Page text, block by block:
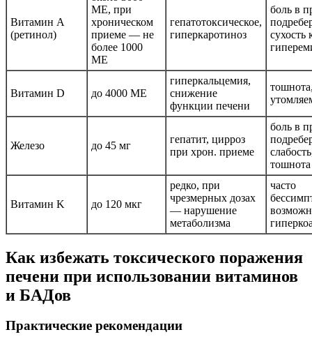
Витамин A
(ретинол)
МЕ, при
хроническом
приеме — не
более 1000
МЕ
гепатотоксическое,
гиперкаротиноз
боль в
сухость
Витамин D до 4000 МЕ
гиперкальцемия,
снижение
функции печени
Железо до 45 мг
гепатит, цирроз
при хрон. приеме
боль в
тошнота
Витамин K до 120 мкг
редко, при
чрезмерных дозах
— нарушение
метаболизма
часто
Как избежать токсического поражения
печени при использовании витаминов
и БАДов
Практические рекомендации